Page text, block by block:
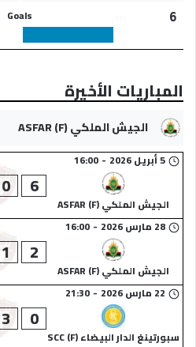
6
Goals
المباريات الأخيرة
الجيش الملكي (F) ASFAR
5 أبريل 2026 -
16:00
الجيش الملكي (F) ASFAR
6
0
28 مارس 2026 -
16:00
الجيش الملكي (F) ASFAR
2
1
22 مارس 2026 -
21:30
سبورتينغ الدار البيضاء (F) SCC
0
3